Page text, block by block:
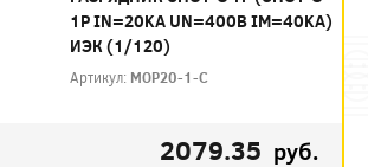
1Р IN=20KA UN=400B IM=40KA)
ИЭК (1/120)
Артикул: MOP20-1-C
2079.35 руб.